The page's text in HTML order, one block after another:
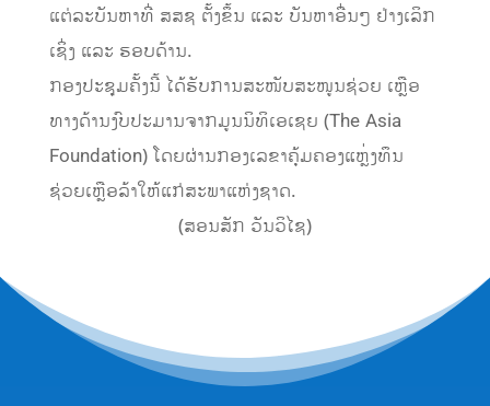
ແຕ່ລະບັນຫາທີ່ ສສຊ ຕັ້ງຂຶ້ນ ແລະ ບັນຫາອື່ນໆ ຢ່າງເລິກ
ເຊິ່ງ ແລະ ຮອບດ້ານ.
ກອງປະຊຸມຄັ້ງນີ້ ໄດ້ຮັບການສະໜັບສະໜູນຊ່ວຍ ເຫຼືອ
ທາງດ້ານງົບປະມານຈາກມູນນິທິເອເຊຍ (The Asia
Foundation) ໂດຍຜ່ານກອງເລຂາຄຸ້ມຄອງແຫຼ່ງທຶນ
ຊ່ວຍເຫຼືອລ້າໃຫ້ແກ່ສະພາແຫ່ງຊາດ.
(ສອນສັກ ວັນວິໄຊ)